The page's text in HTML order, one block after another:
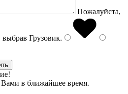
Пожалуйста,
выбрав Грузовик.
в ближайшее время.